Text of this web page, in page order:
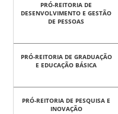
PRÓ-REITORIA DE
DESENVOLVIMENTO E GESTÃO
DE PESSOAS
PRÓ-REITORIA DE GRADUAÇÃO
E EDUCAÇÃO BÁSICA
PRÓ-REITORIA DE PESQUISA E
INOVAÇÃO